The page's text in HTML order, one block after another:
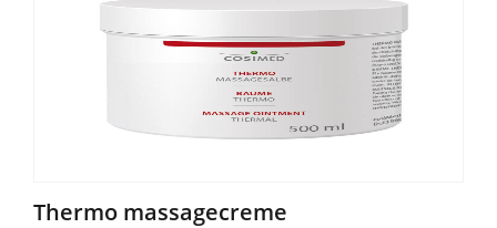
Thermo massagecreme